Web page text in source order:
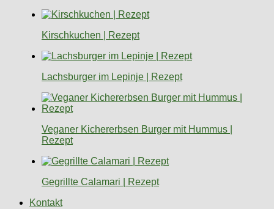
Kirschkuchen | Rezept
Lachsburger im Lepinje | Rezept
Veganer Kichererbsen Burger mit Hummus |
Rezept
Gegrillte Calamari | Rezept
Kontakt